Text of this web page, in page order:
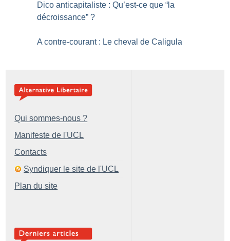
Dico anticapitaliste : Qu’est-ce que “la
décroissance” ?
A contre-courant : Le cheval de Caligula
Qui sommes-nous ?
Manifeste de l'UCL
Contacts
Syndiquer le site de l'UCL
Plan du site